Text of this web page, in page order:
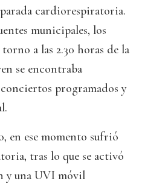
cardiorespiratoria.
municipales, los
a las 2.30 horas de la
se encontraba
programados y
en ese momento sufrió
tras lo que se activó
y una UVI móvil